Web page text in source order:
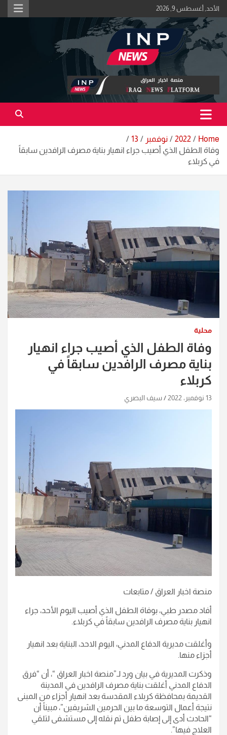
Skip
to
content
الأحد, أغسطس 9, 2026
منصة اخبار العراق
اكبر منصة خبرية في العراق | #الحقيقة_اولاً
Home
2022 نوفمبر
13
وفاة الطفل الذي أصيب جراء انهيار بناية مصرف الرافدين سابقاً
في كربلاء
محلية
وفاة الطفل الذي أصيب جراء انهيار
بناية مصرف الرافدين سابقاً في
كربلاء
13 نوفمبر، 2022 سيف البصري
منصة اخبار العراق / متابعات
أفاد مصدر طبي، بوفاة الطفل الذي أصيب اليوم الأحد، جراء
انهيار بناية مصرف الرافدين سابقاً في كربلاء.
وأغلقت مديرية الدفاع المدني، اليوم الاحد، البناية بعد انهيار
أجزاء منها.
وذكرت المديرية في بيان ورد لـ”منصة اخبار العراق “، أن “فرق
الدفاع المدني أغلقت بناية مصرف الرافدين في المدينة
القديمة بمحافظة كربلاء المقدسة بعد انهيار أجزاء من المبنى
نتيجة أعمال التوسعة ما بين الحرمين الشريفين”، مبيناً أن
“الحادث أدى إلى إصابة طفل تم نقله إلى مستشفى لتلقي
العلاج فيها”.